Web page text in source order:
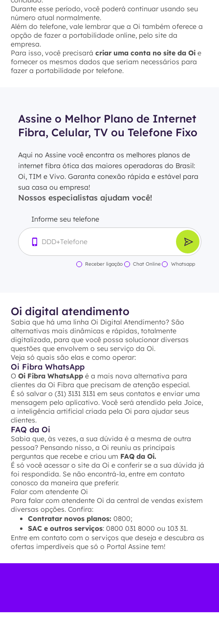
Durante esse período, você poderá continuar usando seu
número atual normalmente.
Além do telefone, vale lembrar que a Oi também oferece a
opção de fazer a portabilidade online, pelo site da
empresa.
Para isso, você precisarácriar uma conta no site da Oie
fornecer os mesmos dados que seriam necessários para
fazer a portabilidade por telefone.
Assine o Melhor Plano de Internet
Fibra, Celular, TV ou Telefone Fixo
Aqui no Assine você encontra os melhores planos de
internet fibra ótica das maiores operadoras do Brasil:
Oi, TIM e Vivo. Garanta conexão rápida e estável para
sua casa ou empresa!
Nossos especialistas ajudam você!
Informe seu telefone
Receber ligação Chat Online Whatsapp
Oi digital atendimento
Sabia que há uma linha Oi Digital Atendimento? São
alternativas mais dinâmicas e rápidas, totalmente
digitalizada, para que você possa solucionar diversas
questões que envolvem o seu serviço da Oi.
Veja só quais são elas e como operar:
Oi Fibra WhatsApp
OOi Fibra WhatsApp é a mais nova alternativa para
clientes da Oi Fibra que precisam de atenção especial.
É só salvar o (31) 3131 3131 em seus contatos e enviar uma
mensagem pelo aplicativo. Você será atendido pela Joice,
a inteligência artificial criada pela Oi para ajudar seus
clientes.
FAQ da Oi
Sabia que, às vezes, a sua dúvida é a mesma de outra
pessoa? Pensando nisso, a Oi reuniu as principais
perguntas que recebe e criou um FAQ da Oi.
É só você acessar o site da Oi e conferir se a sua dúvida já
foi respondida. Se não encontrá-la, entre em contato
conosco da maneira que preferir.
Falar com atendente Oi
Para falar com atendente Oi da central de vendas existem
diversas opções. Confira:
Contratar novos planos: 0800;
SAC e outros serviços: 0800 031 8000 ou 103 31.
Entre em contato com o serviços que deseja e descubra as
ofertas imperdíveis que só o Portal Assine tem!